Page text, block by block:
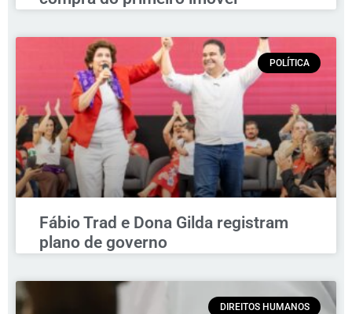
POLÍTICA
Fábio Trad e Dona Gilda registram
plano de governo
DIREITOS HUMANOS